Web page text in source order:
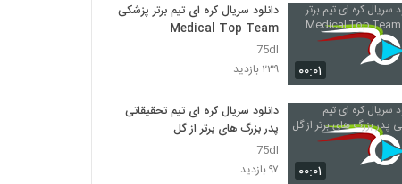
۰۰:۰۱
دانلود سریال کره ای تیم برتر پزشکی
Medical Top Team
75dl
۲۳۹ بازدید
۰۰:۰۱
دانلود سریال کره ای تیم تحقیقاتی
پدر بزرگ های برتر از گل
75dl
۹۷ بازدید